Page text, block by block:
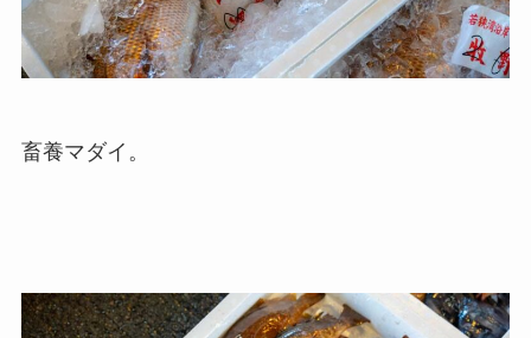
畜養マダイ。